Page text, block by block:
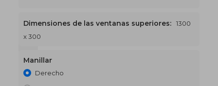
Dimensiones de las ventanas superiores:
1300
x 300
Manillar
Derecho